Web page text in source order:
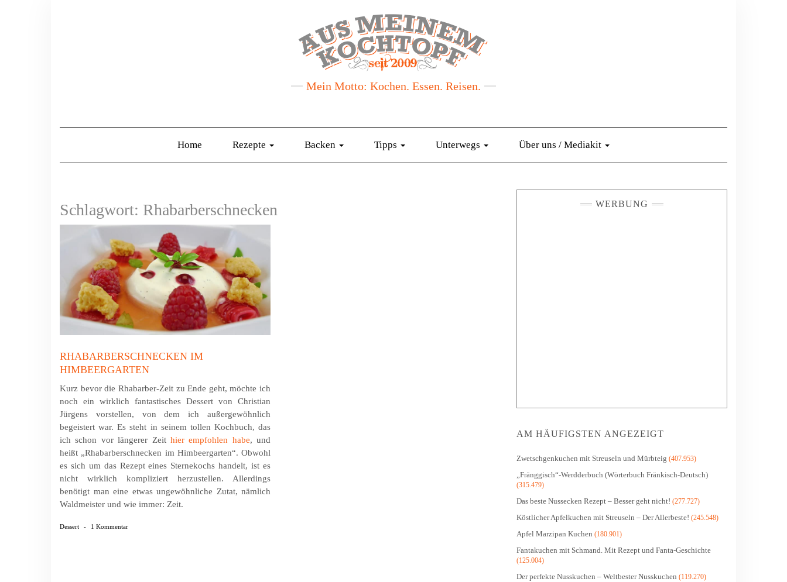
Mein Motto: Kochen. Essen. Reisen.
Home Rezepte Backen Tipps Unterwegs Über uns / Mediakit
Schlagwort: Rhabarberschnecken
RHABARBERSCHNECKEN IM
HIMBEERGARTEN
Kurz bevor die Rhabarber-Zeit zu Ende geht, möchte ich
noch ein wirklich fantastisches Dessert von Christian
Jürgens vorstellen, von dem ich außer­ge­wöhn­lich
begeistert war. Es steht in seinem tollen Kochbuch, das
ich schon vor längerer Zeit hier empfohlen habe, und
heißt „Rhabar­ber­schnecken im Him­beer­garten“. Obwohl
es sich um das Rezept eines Sterne­kochs handelt, ist es
nicht wirklich kom­pli­ziert herzustellen. Aller­dings
benötigt man eine etwas ungewöhnliche Zutat, nämlich
Waldmeister und wie immer: Zeit.
Dessert - 1 Kommentar
WERBUNG
AM HÄUFIGSTEN ANGEZEIGT
Zwetschgenkuchen mit Streuseln und Mürbteig (407.953)
„Fränggisch“-Werdderbuch (Wörterbuch Fränkisch-Deutsch)
(315.479)
Das beste Nussecken Rezept – Besser geht nicht! (277.727)
Köstlicher Apfelkuchen mit Streuseln – Der Allerbeste! (245.548)
Apfel Marzipan Kuchen (180.901)
Fantakuchen mit Schmand. Mit Rezept und Fanta-Geschichte
(125.004)
Der perfekte Nusskuchen – Weltbester Nusskuchen (119.270)